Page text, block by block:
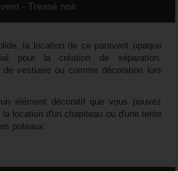
- Tressé noir
la location de ce paravent opaque
pour la création de séparation,
de vestiaire ou comme décoration lors
élément décoratif que vous pouvez
location d'un chapiteau ou d'une tente
poteaux.